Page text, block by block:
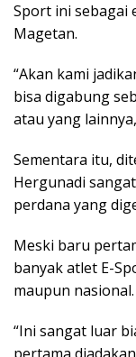
Sport ini sebagai
Magetan.
“Akan kami
bisa digabung
atau yang
Sementara itu,
Hergunadi
perdana yang
Meski baru
banyak atlet E-
maupun nasional.
“Ini sangat luar